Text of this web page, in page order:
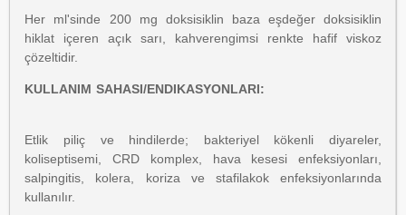
Her ml'sinde 200 mg doksisiklin baza eşdeğer doksisiklin
hiklat içeren açık sarı, kahverengimsi renkte hafif viskoz
çözeltidir.
KULLANIM SAHASI/ENDIKASYONLARI:
Etlik piliç ve hindilerde; bakteriyel kökenli diyareler,
koliseptisemi, CRD komplex, hava kesesi enfeksiyonları,
salpingitis, kolera, koriza ve stafilakok enfeksiyonlarında
kullanılır.